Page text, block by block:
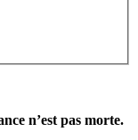
n’est pas morte.